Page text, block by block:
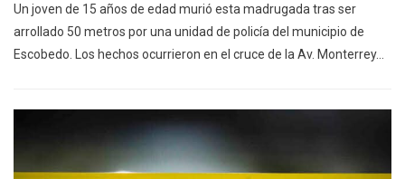
Un joven de 15 años de edad murió esta madrugada tras ser
arrollado 50 metros por una unidad de policía del municipio de
Escobedo.
Los hechos ocurrieron en el cruce de la Av. Monterrey…